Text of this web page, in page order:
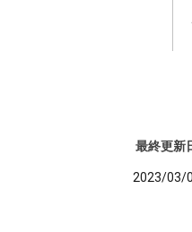
最終更新
2023/03/